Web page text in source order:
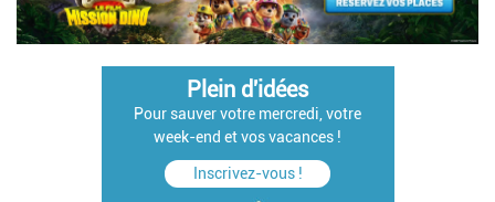
Plein d'idées
Pour sauver votre mercredi, votre
week-end et vos vacances !
Inscrivez-vous !